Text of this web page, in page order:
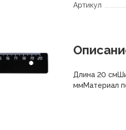
Артикул
Длина 20
ммМатериал